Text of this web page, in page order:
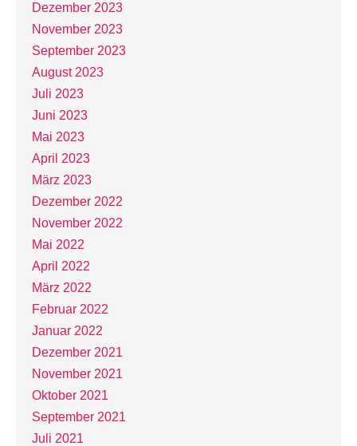
Dezember 2023
November 2023
September 2023
August 2023
Juli 2023
Juni 2023
Mai 2023
April 2023
März 2023
Dezember 2022
November 2022
Mai 2022
April 2022
März 2022
Februar 2022
Januar 2022
Dezember 2021
November 2021
Oktober 2021
September 2021
Juli 2021